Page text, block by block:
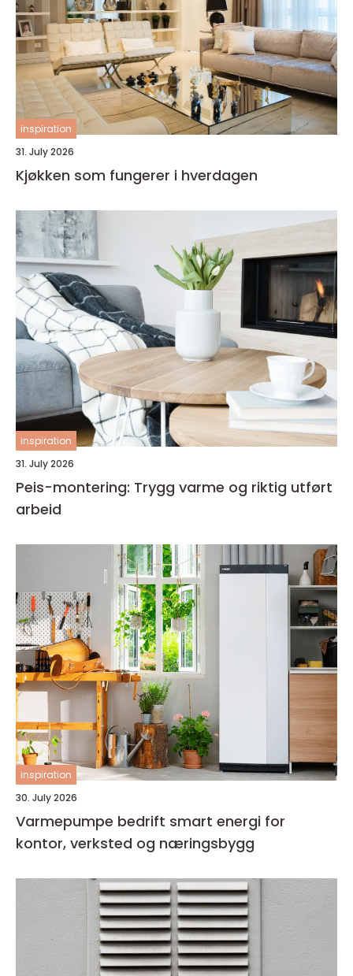
inspiration
31. July 2026
Kjøkken som fungerer i hverdagen
inspiration
31. July 2026
Peis-montering: Trygg varme og riktig utført
arbeid
inspiration
30. July 2026
Varmepumpe bedrift smart energi for
kontor, verksted og næringsbygg